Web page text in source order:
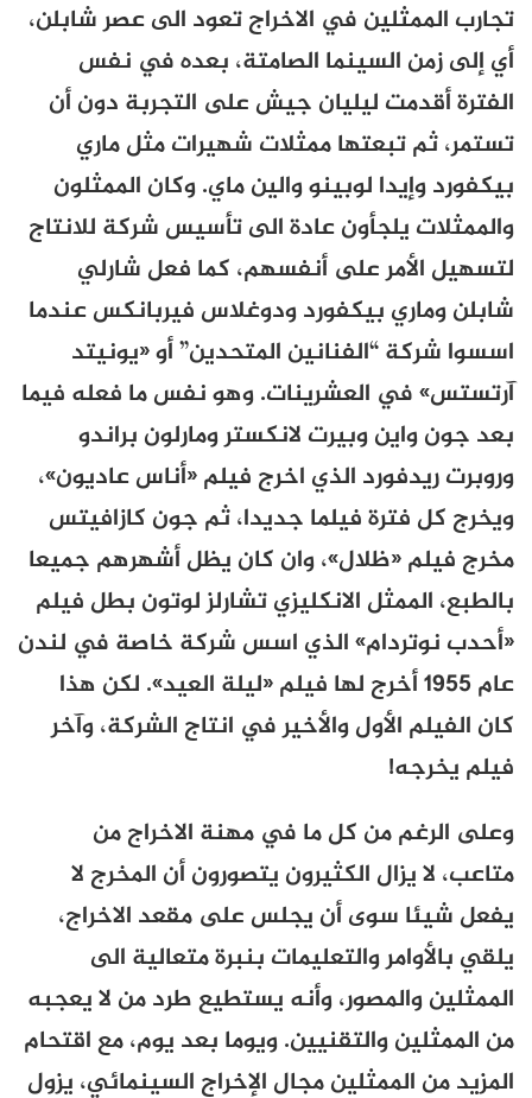
تجارب الممثلين في الاخراج تعود الى عصر شابلن،
أي إلى زمن السينما الصامتة، بعده في نفس
الفترة أقدمت ليليان جيش على التجربة دون أن
تستمر، ثم تبعتها ممثلات شهيرات مثل ماري
بيكفورد وإيدا لوبينو والين ماي. وكان الممثلون
والممثلات يلجأون عادة الى تأسيس شركة للانتاج
لتسهيل الأمر على أنفسهم، كما فعل شارلي
شابلن وماري بيكفورد ودوغلاس فيربانكس عندما
اسسوا شركة “الفنانين المتحدين” أو «يونيتد
آرتستس» في العشرينات. وهو نفس ما فعله فيما
بعد جون واين وبيرت لانكستر ومارلون براندو
وروبرت ريدفورد الذي اخرج فيلم «أناس عاديون»،
ويخرج كل فترة فيلما جديدا، ثم جون كازافيتس
مخرج فيلم «ظلال»، وان كان يظل أشهرهم جميعا
بالطبع، الممثل الانكليزي تشارلز لوتون بطل فيلم
«أحدب نوتردام» الذي اسس شركة خاصة في لندن
عام 1955 أخرج لها فيلم «ليلة العيد». لكن هذا
كان الفيلم الأول والأخير في انتاج الشركة، وآخر
فيلم يخرجه!
وعلى الرغم من كل ما في مهنة الاخراج من
متاعب، لا يزال الكثيرون يتصورون أن المخرج لا
يفعل شيئا سوى أن يجلس على مقعد الاخراج،
يلقي بالأوامر والتعليمات بنبرة متعالية الى
الممثلين والمصور، وأنه يستطيع طرد من لا يعجبه
من الممثلين والتقنيين. ويوما بعد يوم، مع اقتحام
المزيد من الممثلين مجال الإخراج السينمائي، يزول